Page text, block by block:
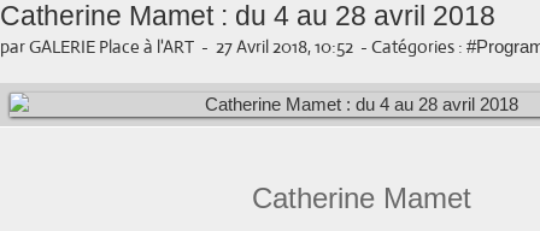
Catherine Mamet : du 4 au 28 avril 2018
par GALERIE Place à l'ART - 27 Avril 2018, 10:52 - Catégories :
Catherine Mamet